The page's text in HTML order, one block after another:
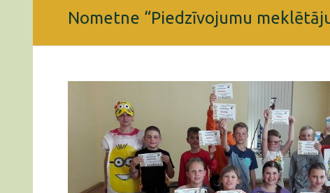
Nometne “Piedzīvojumu